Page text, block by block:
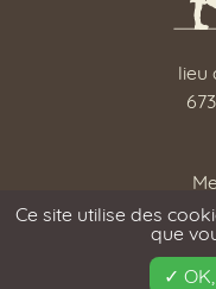
lieu
Ce site utilise des
que